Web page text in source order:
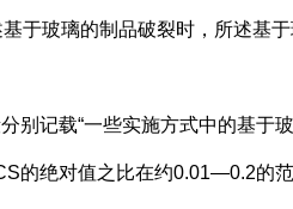
于玻璃的制品破裂时，所述基
记载“一些实施方式中的基于
的绝对值之比在约0.01—0.2的